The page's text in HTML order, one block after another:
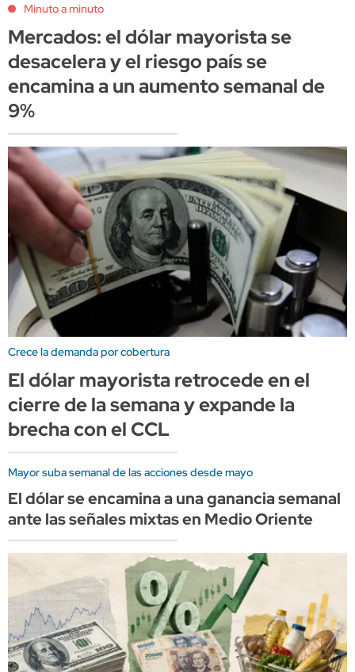
Minuto a minuto
Mercados: el dólar mayorista se
desacelera y el riesgo país se
encamina a un aumento semanal de
9%
Crece la demanda por cobertura
El dólar mayorista retrocede en el
cierre de la semana y expande la
brecha con el CCL
Mayor suba semanal de las acciones desde mayo
El dólar se encamina a una ganancia semanal
ante las señales mixtas en Medio Oriente